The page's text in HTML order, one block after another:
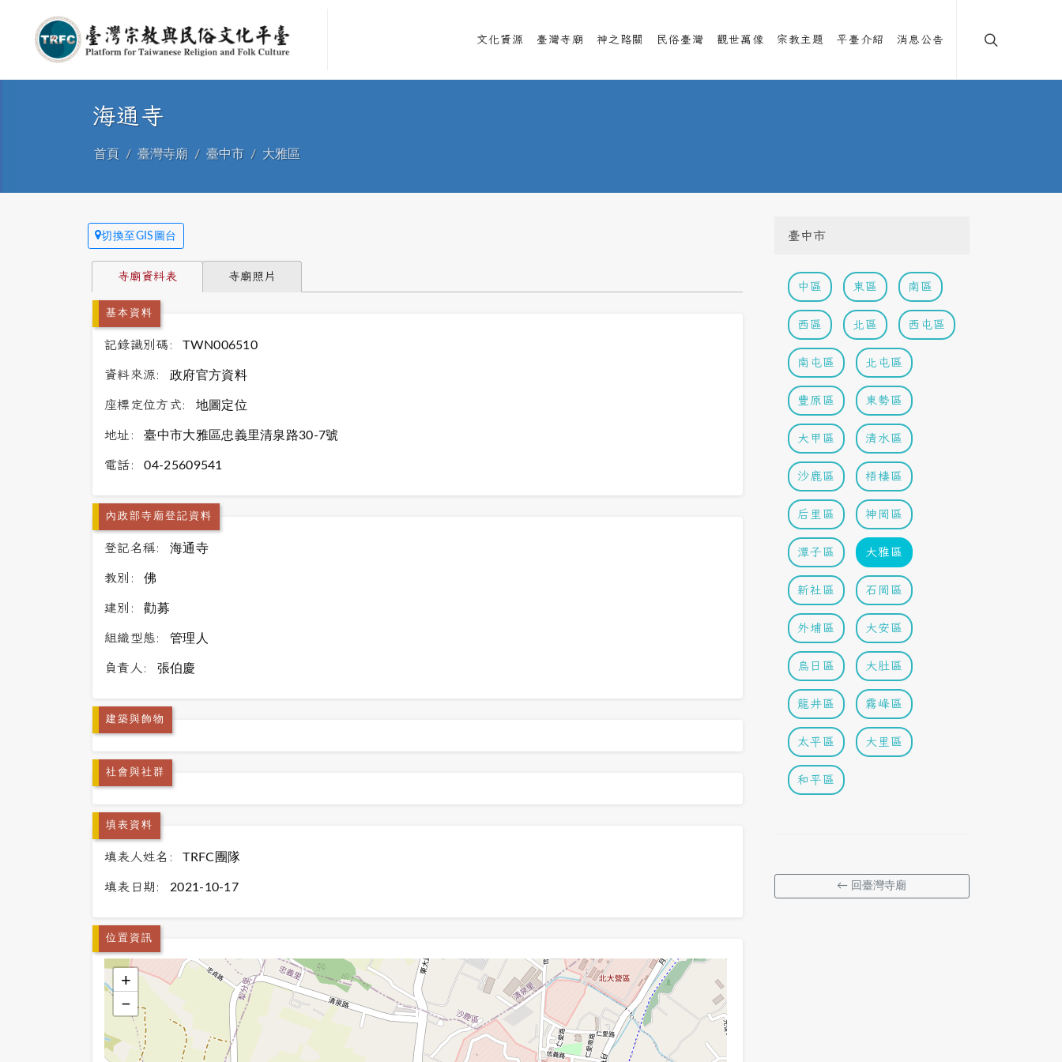
文化資源 臺灣寺廟 神之路關 民俗臺灣 觀世萬像 宗教主題 平臺介紹 消息公告
海通寺
首頁 臺灣寺廟 臺中市 大雅區
切換至GIS圖台
寺廟資料表 寺廟照片
基本資料
記錄識別碼: TWN006510
資料來源: 政府官方資料
座標定位方式: 地圖定位
地址: 臺中市大雅區忠義里清泉路30-7號
電話: 04-25609541
內政部寺廟登記資料
登記名稱: 海通寺
教別: 佛
建別: 勸募
組織型態: 管理人
負責人: 張伯慶
建築與飾物
社會與社群
填表資料
填表人姓名: TRFC團隊
填表日期: 2021-10-17
位置資訊
+
−
臺中市
中區 東區 南區
西區 北區 西屯區
南屯區 北屯區
豐原區 東勢區
大甲區 清水區
沙鹿區 梧棲區
后里區 神岡區
潭子區 大雅區
新社區 石岡區
外埔區 大安區
烏日區 大肚區
龍井區 霧峰區
太平區 大里區
和平區
← 回臺灣寺廟